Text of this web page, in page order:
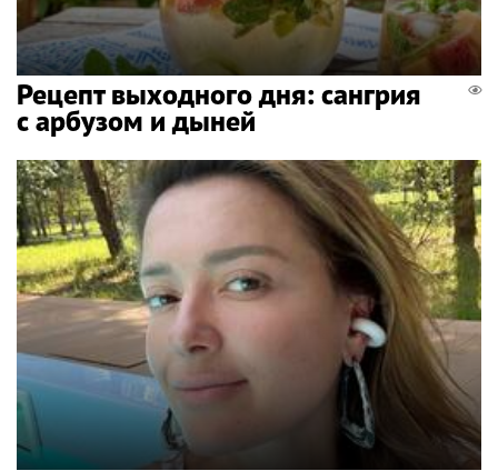
Рецепт выходного дня: сангрия
с арбузом и дыней